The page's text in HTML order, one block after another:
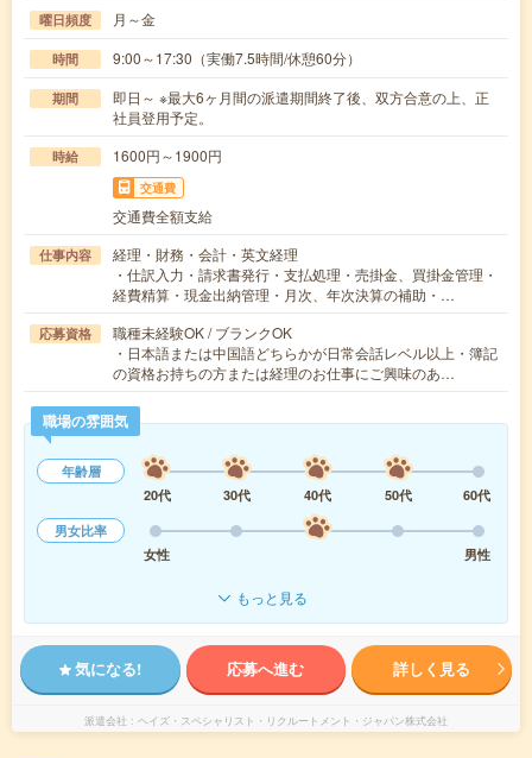
曜日頻度 月～金
時間 9:00～17:30（実働7.5時間/休憩60分）
期間
即日～ ※最大6ヶ月間の派遣期間終了後、双方合意の上、正
社員登用予定。
時給 1600円～1900円
交通費
交通費全額支給
仕事内容
経理・財務・会計・英文経理
・仕訳入力・請求書発行・支払処理・売掛金、買掛金管理・
経費精算・現金出納管理・月次、年次決算の補助・…
応募資格
職種未経験OK / ブランクOK
・日本語または中国語どちらかが日常会話レベル以上・簿記
の資格お持ちの方または経理のお仕事にご興味のあ…
職場の雰囲気
年齢層
20代
30代 40代 50代
60代
男女比率
女性
男性
もっと見る
気になる! 応募へ進む 詳しく見る
派遣会社 ヘイズ・スペシャリスト・リクルートメント・ジャパン株式会社